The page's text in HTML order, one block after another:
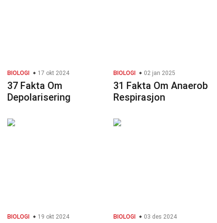
BIOLOGI 17 okt 2024
37 Fakta Om
Depolarisering
BIOLOGI 02 jan 2025
31 Fakta Om Anaerob
Respirasjon
BIOLOGI 19 okt 2024 BIOLOGI 03 des 2024